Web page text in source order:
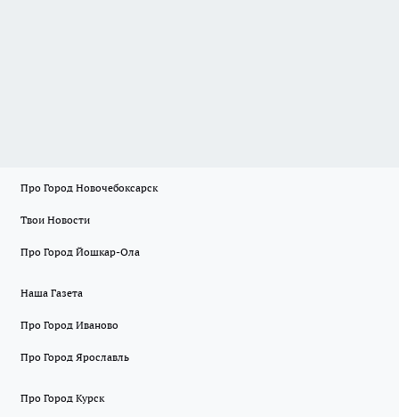
Про Город Новочебоксарск
Твои Новости
Про Город Йошкар-Ола
Наша Газета
Про Город Иваново
Про Город Ярославль
Про Город Курск